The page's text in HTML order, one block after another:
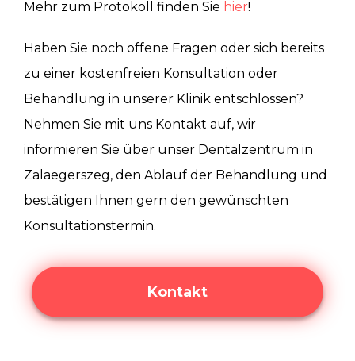
Mehr zum Protokoll finden Sie hier!
Haben Sie noch offene Fragen oder sich bereits
zu einer kostenfreien Konsultation oder
Behandlung in unserer Klinik entschlossen?
Nehmen Sie mit uns Kontakt auf, wir
informieren Sie über unser Dentalzentrum in
Zalaegerszeg, den Ablauf der Behandlung und
bestätigen Ihnen gern den gewünschten
Konsultationstermin.
Kontakt